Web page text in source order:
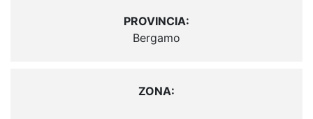
PROVINCIA:
Bergamo
ZONA: